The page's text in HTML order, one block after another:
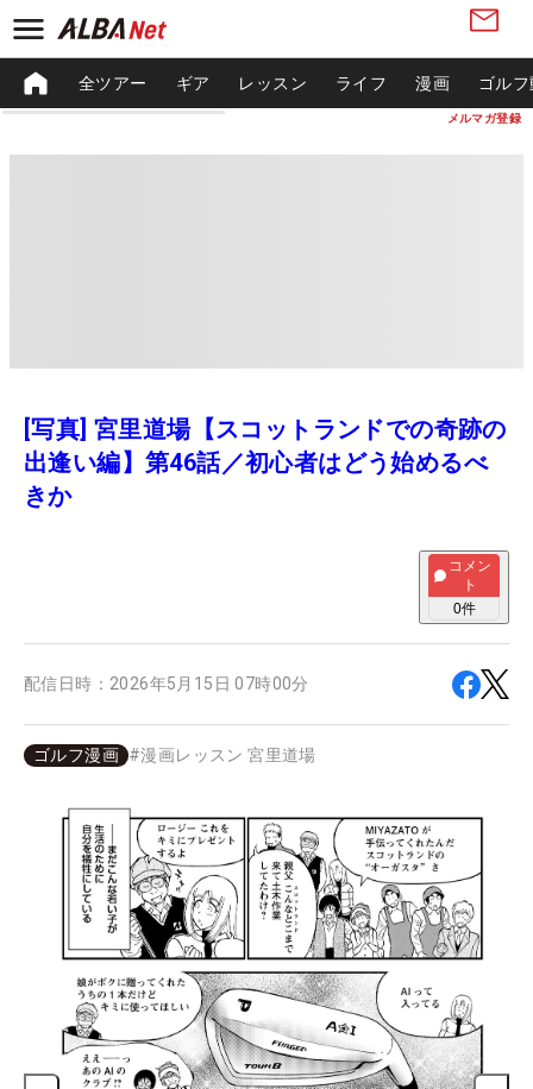
メルマガ登録
全ツアー ギア レッスン ライフ 漫画 ゴル
[写真] 宮里道場【スコットランドでの奇跡の
出逢い編】第46話／初心者はどう始めるべ
きか
コメン
ト
0件
配信日時： 2026年5月15日 07時00分
ゴルフ漫画 #漫画レッスン 宮里道場